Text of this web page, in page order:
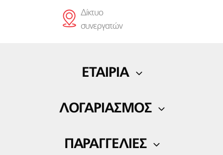
Δίκτυο
συνεργατών
ΕΤΑΙΡΙΑ
ΛΟΓΑΡΙΑΣΜΟΣ
ΠΑΡΑΓΓΕΛΙΕΣ